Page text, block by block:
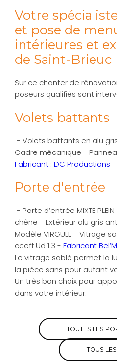
Votre
et pose de
intérieures et
de Saint-Brieuc
Sur ce chanter de
poseurs qualifiés sont
Volets battants
- Volets battants en alu
Cadre mécanique -
Fabricant : DC Productions
Porte d'entrée
- Porte d’entrée MIXTE
chêne - Extérieur alu gris
Modèle VIRGULE - Vitrage
coeff Ud 1.3 - Fabricant Bel’M
Le vitrage sablé permet la
la pièce sans pour autant
Un très bon choix pour
dans votre intérieur.
TOUTES LES
TOUS